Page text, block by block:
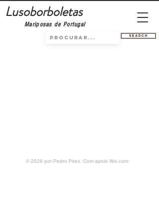
Lusoborboletas
Mariposas de Portugal
Search
© 2026 por Pedro Pires. Com apoio Wix.com